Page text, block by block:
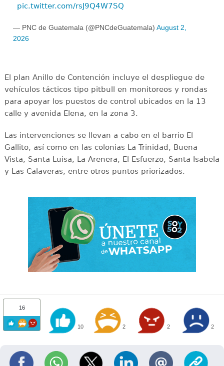
pic.twitter.com/rsJ9Q4W7SQ
— PNC de Guatemala (@PNCdeGuatemala) August 2,
2026
El plan Anillo de Contención incluye el despliegue de
vehículos tácticos tipo pitbull en monitoreos y rondas
para apoyar los puestos de control ubicados en la 13
calle y avenida Elena, en la zona 3.
Las intervenciones se llevan a cabo en el barrio El
Gallito, así como en las colonias La Trinidad, Buena
Vista, Santa Luisa, La Arenera, El Esfuerzo, Santa Isabela
y Las Calaveras, entre otros puntos priorizados.
16
10 2 2 2